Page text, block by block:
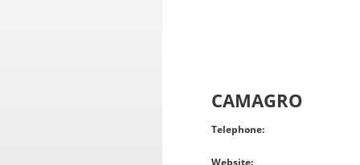
CAMAGRO
Telephone